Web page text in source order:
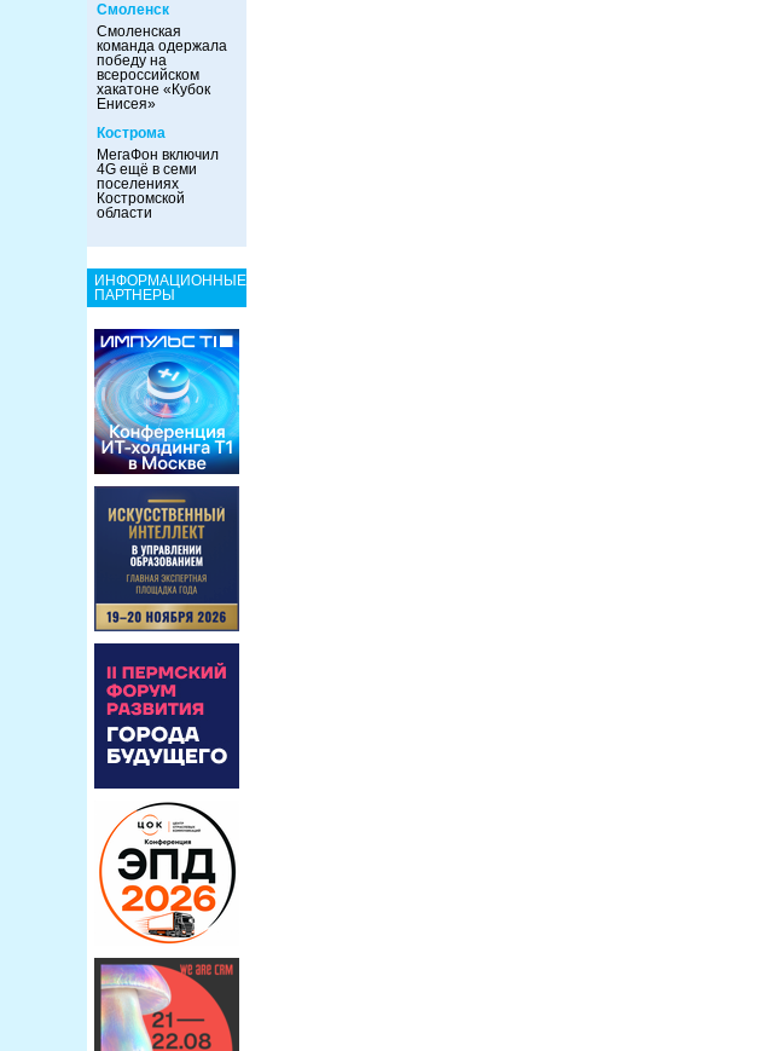
Смоленск
Смоленская
команда одержала
победу на
всероссийском
хакатоне «Кубок
Енисея»
Кострома
МегаФон включил
4G ещё в семи
поселениях
Костромской
области
ИНФОРМАЦИОННЫЕ
ПАРТНЕРЫ